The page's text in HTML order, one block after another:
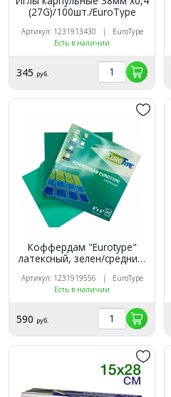
(27G)/100шт./EuroType
Артикул: 1231913430 | EuroType
Есть в наличии
345 руб.
Коффердам "Eurotype"
латексный, зелен/средний,
Артикул: 1231919556 | EuroType
Есть в наличии
590 руб.